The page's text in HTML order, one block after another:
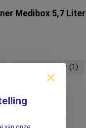
Medibox 5,7 Liter
naald container (1)